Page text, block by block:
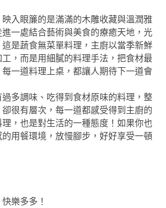
眼簾的是滿滿的木雕收藏與溫潤雅
一處結合藝術與美食的療癒天地，光
是蔬食無菜單料理，主廚以當季新鮮
，而是用細膩的料理手法，把食材最
一道料理上桌，都讓人期待下一道會
調味、吃得到食材原味的料理，整
很有層次，每一道都感受得到主廚的
，也是對生活的一種態度！如果你也
用餐環境，放慢腳步，好好享受一頓
樂多多！